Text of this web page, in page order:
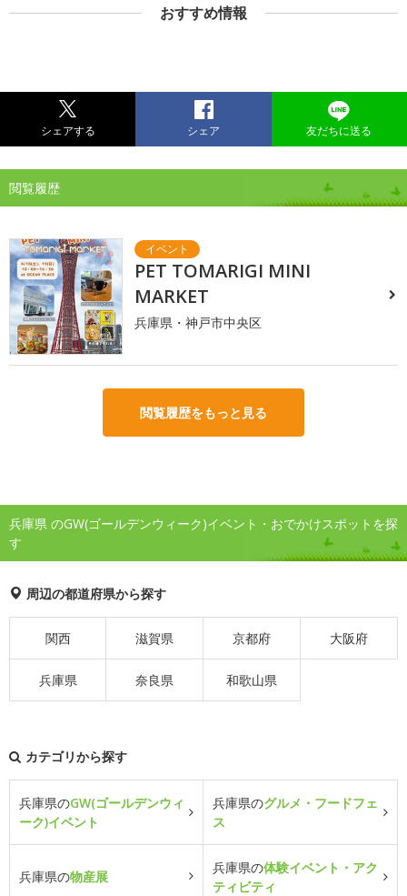
おすすめ情報
シェアする シェア 友だちに送る
閲覧履歴
PET TOMARIGI MINI
MARKET
兵庫県・神戸市中央区
閲覧履歴をもっと見る
兵庫県 のGW(ゴールデンウィーク)イベント・おでかけスポットを探
す
周辺の都道府県から探す
関西 滋賀県 京都府 大阪府
兵庫県 奈良県 和歌山県
カテゴリから探す
兵庫県のGW(ゴールデンウィ
ーク)イベント
兵庫県のグルメ・フードフェ
ス
兵庫県の物産展
兵庫県の体験イベント・アク
ティビティ